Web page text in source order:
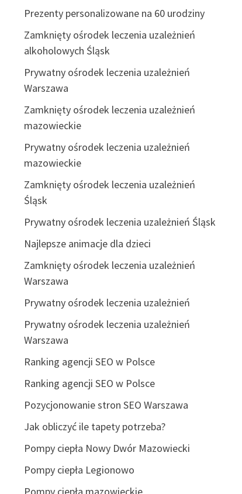
Prezenty personalizowane na 60 urodziny
Zamknięty ośrodek leczenia uzależnień
alkoholowych Śląsk
Prywatny ośrodek leczenia uzależnień
Warszawa
Zamknięty ośrodek leczenia uzależnień
mazowieckie
Prywatny ośrodek leczenia uzależnień
mazowieckie
Zamknięty ośrodek leczenia uzależnień
Śląsk
Prywatny ośrodek leczenia uzależnień Śląsk
Najlepsze animacje dla dzieci
Zamknięty ośrodek leczenia uzależnień
Warszawa
Prywatny ośrodek leczenia uzależnień
Prywatny ośrodek leczenia uzależnień
Warszawa
Ranking agencji SEO w Polsce
Ranking agencji SEO w Polsce
Pozycjonowanie stron SEO Warszawa
Jak obliczyć ile tapety potrzeba?
Pompy ciepła Nowy Dwór Mazowiecki
Pompy ciepła Legionowo